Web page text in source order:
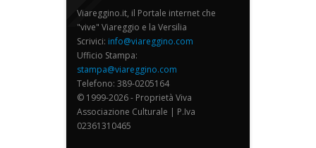
Viareggino.it, il Portale internet che
"vive" Viareggio e la Versilia
Scrivici: info@viareggino.com
Ufficio Stampa:
stampa@viareggino.com
Telefono: 389-0205164
© 1999-2026 - Proprietà Viva
Associazione Culturale | P.Iva
02361310465